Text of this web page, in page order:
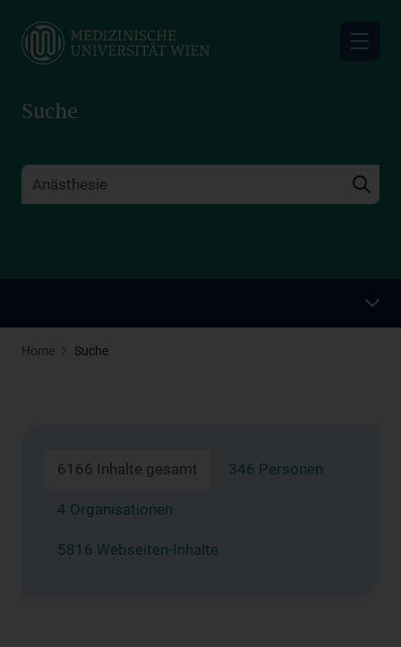
main
Suche
Home Suche
6166 Inhalte gesamt 346 Personen
4 Organisationen
5816 Webseiten-Inhalte